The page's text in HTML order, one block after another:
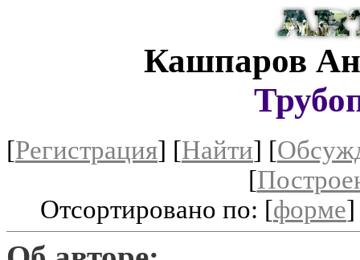
Кашпаров
[Регистрация] [Найти] [
[
Отсортировано по: [форме